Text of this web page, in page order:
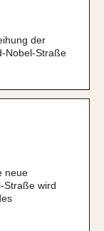
der
Nobel-Straße
neue
Straße wird